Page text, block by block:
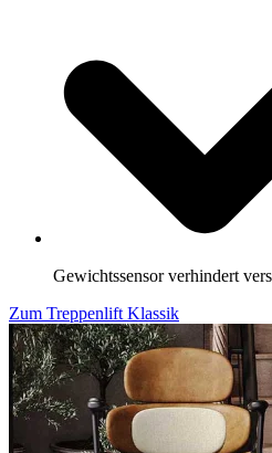
Gewichtssensor verhindert
Zum Treppenlift Klassik